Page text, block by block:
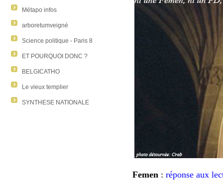
Métapo infos
arboretumveigné
Science politique - Paris 8
ET POURQUOI DONC ?
BELGICATHO
Le vieux templier
SYNTHESE NATIONALE
Femen : réponse aux